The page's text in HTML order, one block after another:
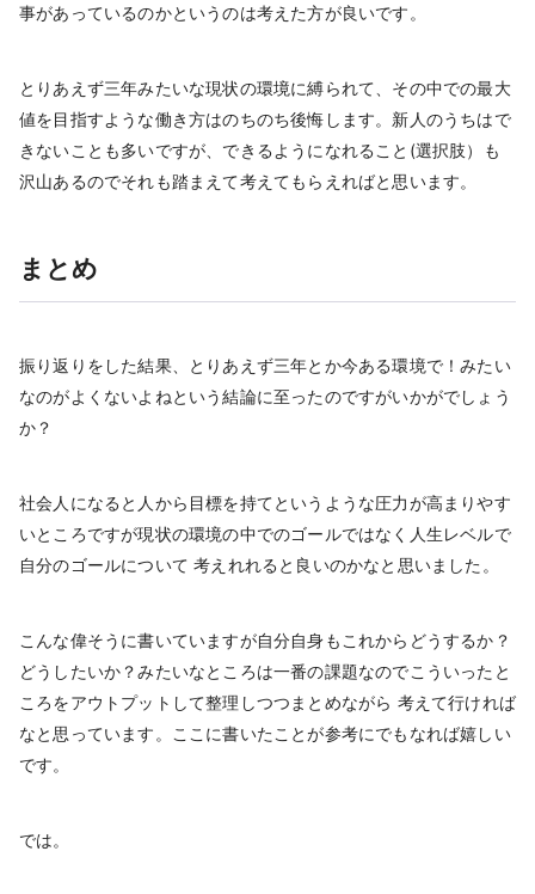
事があっているのかというのは考えた方が良いです。
とりあえず三年みたいな現状の環境に縛られて、その中での最大
値を目指すような働き方はのちのち後悔します。新人のうちはで
きないことも多いですが、できるようになれること(選択肢）も
沢山あるのでそれも踏まえて考えてもらえればと思います。
まとめ
振り返りをした結果、とりあえず三年とか今ある環境で！みたい
なのがよくないよねという結論に至ったのですがいかがでしょう
か？
社会人になると人から目標を持てというような圧力が高まりやす
いところですが現状の環境の中でのゴールではなく人生レベルで
自分のゴールについて 考えれれると良いのかなと思いました。
こんな偉そうに書いていますが自分自身もこれからどうするか？
どうしたいか？みたいなところは一番の課題なのでこういったと
ころをアウトプットして整理しつつまとめながら 考えて行ければ
なと思っています。ここに書いたことが参考にでもなれば嬉しい
です。
では。